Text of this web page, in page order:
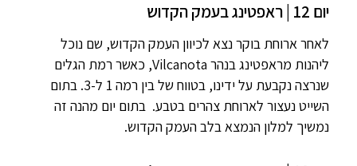
יום 12 | ראפטינג בעמק הקדוש
לאחר ארוחת בוקר נצא לכיוון העמק הקדוש, שם נוכל
ליהנות מראפטינג בנהר Vilcanota, כאשר רמת הגלים
שנרצה נקבעת על ידינו, בטווח של בין רמה 1 ל-3. בתום
השייט נעצור לארוחת צהרים בטבע. בתום יום מהנה זה
נמשיך למלון הנמצא בלב העמק הקדוש.